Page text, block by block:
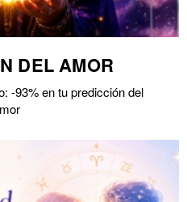
DEL AMOR
-93% en tu predicción del